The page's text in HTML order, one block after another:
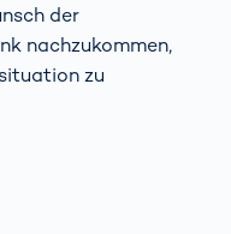
der
nachzukommen,
zu